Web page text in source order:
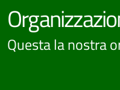
Questa la nostra